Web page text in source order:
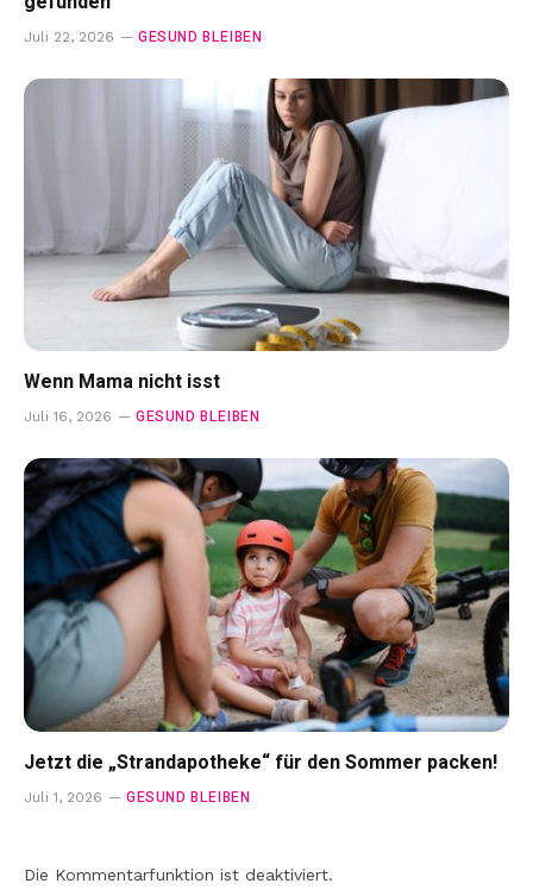
Juli 22, 2026 GESUND BLEIBEN
Wenn Mama nicht isst
Juli 16, 2026 GESUND BLEIBEN
Jetzt die „Strandapotheke“ für den Sommer packen!
Juli 1, 2026 GESUND BLEIBEN
Die Kommentarfunktion ist deaktiviert.